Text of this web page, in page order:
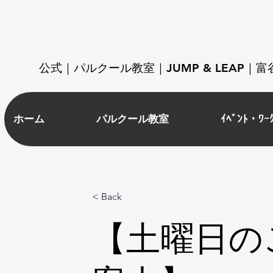
公式｜パルクール教室｜JUMP & LEAP｜
ホーム パルクール教室 ｲﾍﾞﾝﾄ・ﾜｰ
< Back
【土曜日